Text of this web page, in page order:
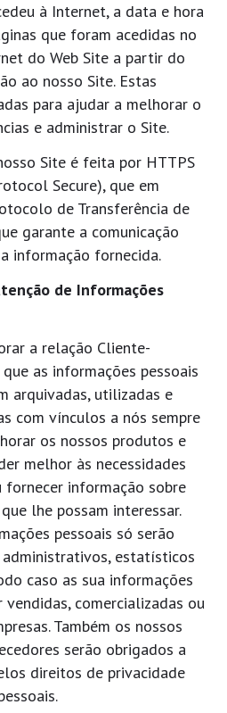
à Internet, a data e hora
que foram acedidas no
do Web Site a partir do
ao nosso Site. Estas
para ajudar a melhorar o
e administrar o Site.
Site é feita por HTTPS
Secure), que em
de Transferência de
garante a comunicação
informação fornecida.
de Informações
a relação Cliente-
as informações pessoais
arquivadas, utilizadas e
com vínculos a nós sempre
os nossos produtos e
melhor às necessidades
informação sobre
lhe possam interessar.
pessoais só serão
estatísticos
caso as sua informações
vendidas, comercializadas ou
Também os nossos
serão obrigados a
direitos de privacidade